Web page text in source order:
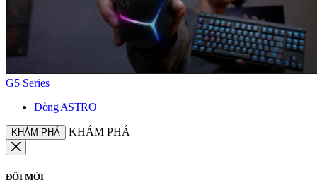
G5 Series
Dòng ASTRO
KHÁM PHÁ KHÁM PHÁ
ĐỔI MỚI